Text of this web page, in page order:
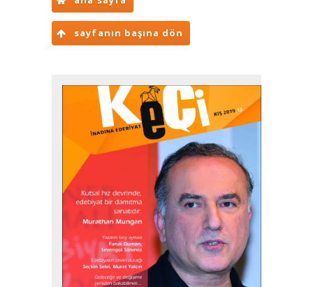
sayfanın başına dön